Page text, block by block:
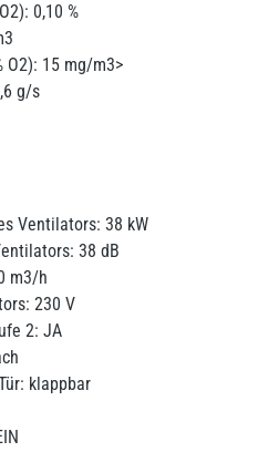
2): 0,10 %
3
O2): 15 mg/m3>
g/s
Ventilators: 38 kW
38 dB
m3/h
230 V
2: JA
klappbar